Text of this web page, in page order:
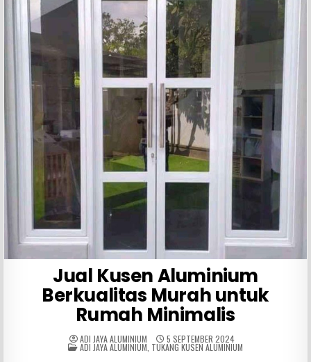
Jual Kusen Aluminium
Berkualitas Murah untuk
Rumah Minimalis
ADI JAYA ALUMINIUM 5 SEPTEMBER 2024
POSTED
IN
ADI JAYA ALUMINIUM TUKANG KUSEN ALUMINIUM